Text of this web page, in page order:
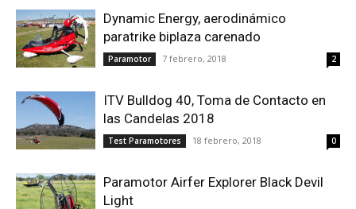
Dynamic Energy, aerodinámico
paratrike biplaza carenado
Paramotor 7 febrero, 2018 2
ITV Bulldog 40, Toma de Contacto en
las Candelas 2018
Test Paramotores 18 febrero, 2018 0
Paramotor Airfer Explorer Black Devil
Light